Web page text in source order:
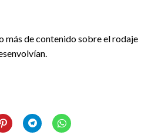
más de contenido sobre el rodaje